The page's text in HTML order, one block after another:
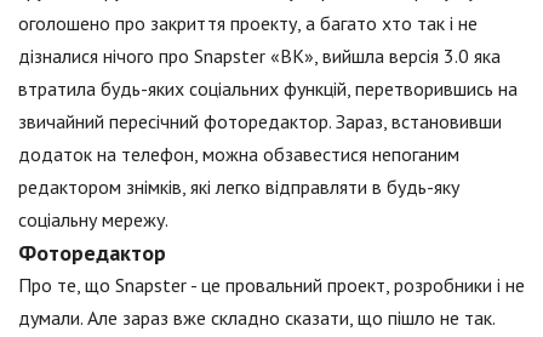
оголошено про закриття проекту, а багато хто так і не
дізналися нічого про Snapster «ВК», вийшла версія 3.0 яка
втратила будь-яких соціальних функцій, перетворившись на
звичайний пересічний фоторедактор. Зараз, встановивши
додаток на телефон, можна обзавестися непоганим
редактором знімків, які легко відправляти в будь-яку
соціальну мережу.
Фоторедактор
Про те, що Snapster - це провальний проект, розробники і не
думали. Але зараз вже складно сказати, що пішло не так.